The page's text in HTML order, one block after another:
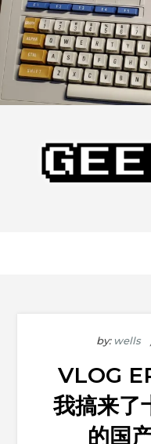
Skip
to
content
by: wells
VLOG
我搞来了
的国